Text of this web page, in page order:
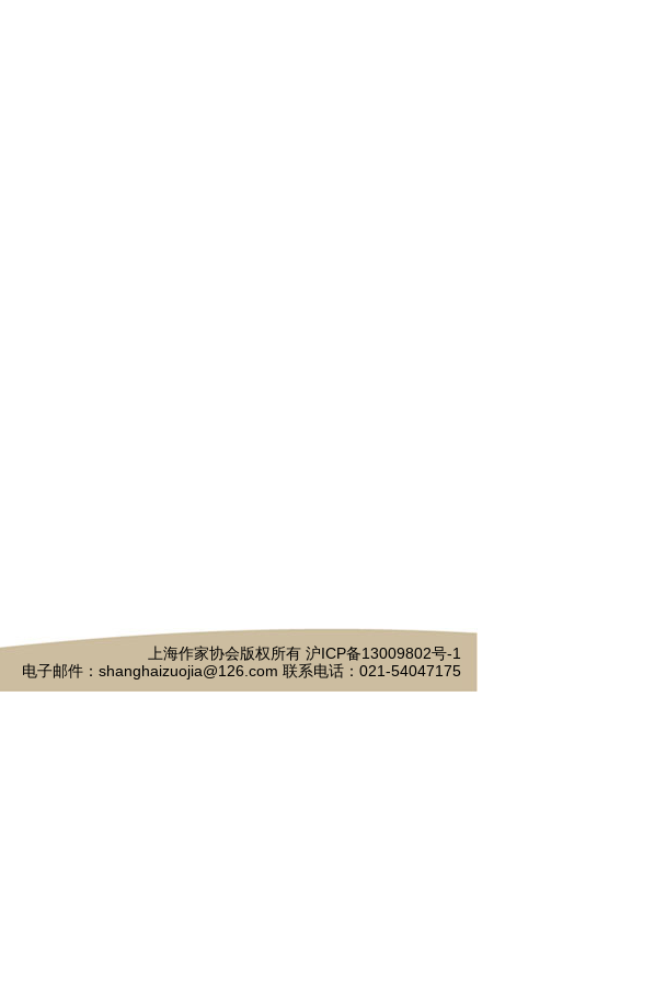
上海作家协会版权所有 沪ICP备13009802号-1
电子邮件：shanghaizuojia@126.com 联系电话：021-54047175